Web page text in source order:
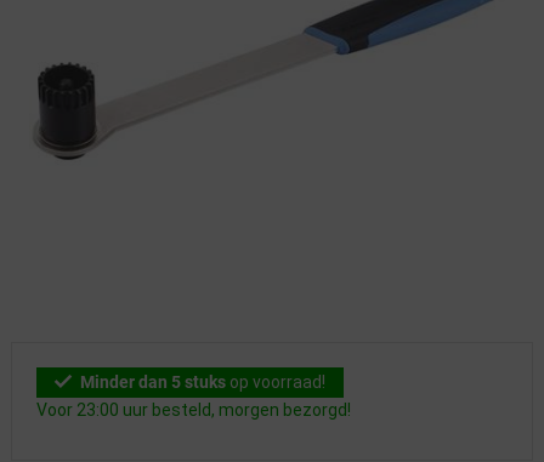
Minder dan 5 stuks op voorraad!
Voor 23:00 uur besteld, morgen bezorgd!